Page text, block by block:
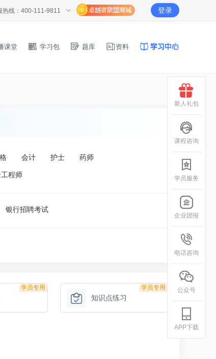
热线：400-111-9811 登录
课堂 学习包 题库 资料
会计 护士 药师
程师
银行招聘考试
学员专用 学员专用
知识点练习
新人礼包
课程咨询
学员服务
企业团报
电话咨询
公众号
APP下载